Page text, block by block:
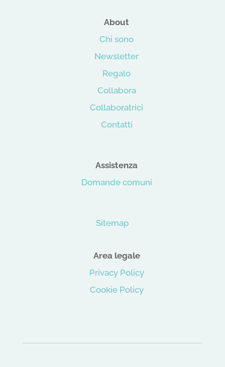
About
Chi sono
Newsletter
Regalo
Collabora
Collaboratrici
Contatti
Assistenza
Domande comuni
Sitemap
Area legale
Privacy Policy
Cookie Policy